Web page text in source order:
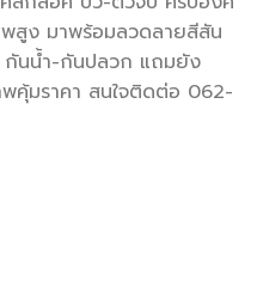
สูง มาพร้อมลวดลายสีสัน
กันน้ำ-กันปลวก แถมยัง
มราคา สนใจติดต่อ 062-